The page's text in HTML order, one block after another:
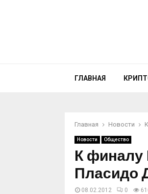
ГЛАВНАЯ
Главная Новости
Новости Общество
К финалу
Пласидо
08.02.2012 0